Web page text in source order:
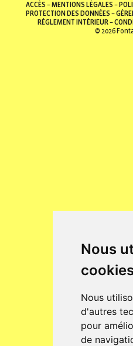
Nous
Nous
d'autres
pour
de
ACCÈS MENTIONS LÉGALES
PROTECTION DES DONNÉES
RÉGLEMENT INTÉRIEUR
© 2026